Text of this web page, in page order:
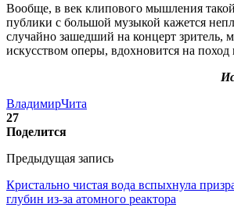
Вообще, в век клипового мышления такой
публики с большой музыкой кажется
случайно зашедший на концерт зритель,
искусством оперы, вдохновится на
ВладимирЧита
27
Поделится
Предыдущая запись
Кристально чистая вода вспыхнула
глубин из-за атомного реактора